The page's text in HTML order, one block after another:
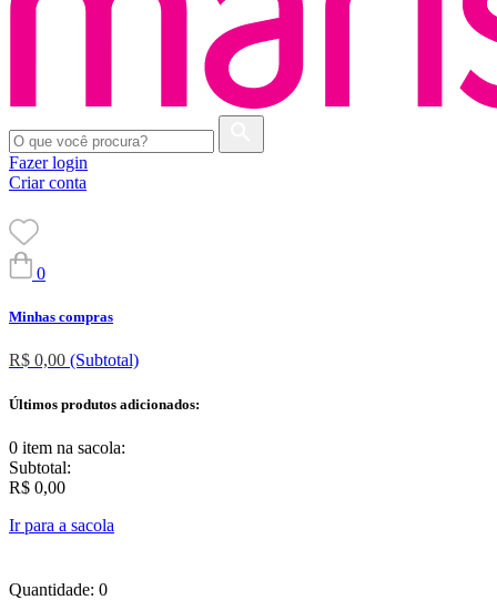
Fazer login
Criar conta
0
Minhas compras
R$ 0,00 (Subtotal)
Últimos produtos adicionados:
0 item na sacola:
Subtotal:
R$ 0,00
Ir para a sacola
Quantidade: 0